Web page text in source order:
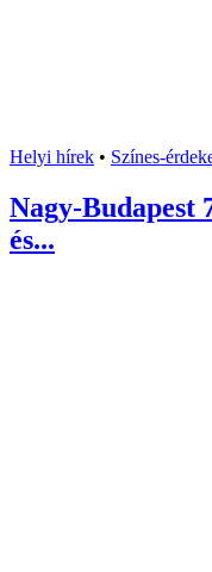
Helyi hírek • Színes-
Nagy-Budapest
és...